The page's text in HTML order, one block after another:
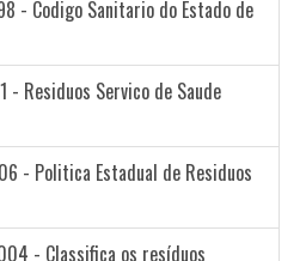
- Codigo Sanitario do Estado de
Residuos Servico de Saude
- Politica Estadual de Residuos
- Classifica os resíduos